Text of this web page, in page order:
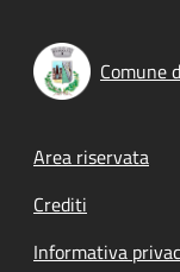
Comune
Footer
Area riservata
Crediti
Informativa